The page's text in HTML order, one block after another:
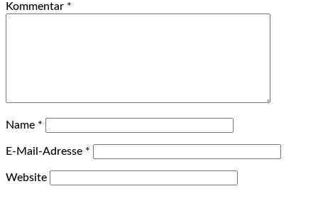
Kommentar *
Name *
E-Mail-Adresse *
Website